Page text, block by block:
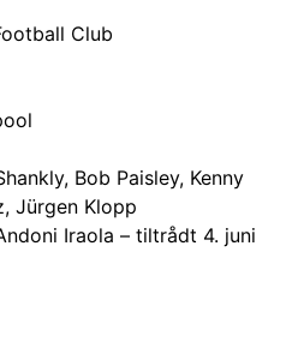
Club
Bob Paisley, Kenny
Jürgen Klopp
Iraola – tiltrådt 4. juni